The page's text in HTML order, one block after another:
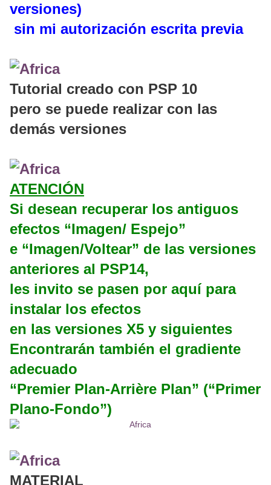
versiones)
sin mi autorización escrita previa
Tutorial creado con PSP 10
pero se puede realizar con las
demás versiones
ATENCIÓN
Si desean recuperar los antiguos
efectos “Imagen/ Espejo”
e “Imagen/Voltear” de las versiones
anteriores al PSP14,
les invito se pasen por aquí para
instalar los efectos
en las versiones X5 y siguientes
Encontrarán también el gradiente
adecuado
“Premier Plan-Arrière Plan” (“Primer
Plano-Fondo”)
MATERIAL